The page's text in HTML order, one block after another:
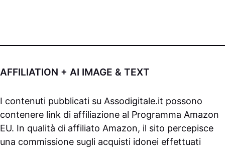
AFFILIATION + AI IMAGE & TEXT
I contenuti pubblicati su Assodigitale.it possono
contenere link di affiliazione al Programma Amazon
EU. In qualità di affiliato Amazon, il sito percepisce
una commissione sugli acquisti idonei effettuati